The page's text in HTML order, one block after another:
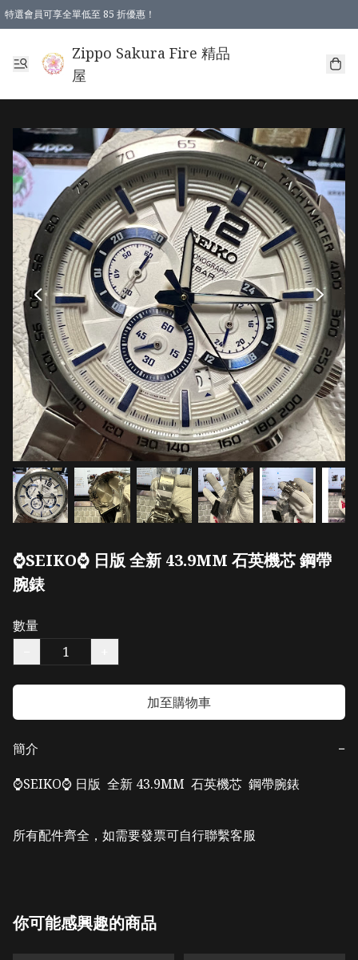
特選會員可享全單低至 85 折優惠！
Zippo Sakura Fire 精品
屋
⌚️SEIKO⌚️ 日版 全新 43.9MM 石英機芯 鋼帶
腕錶
數量
加至購物車
簡介
−
⌚️SEIKO⌚️ 日版  全新 43.9MM  石英機芯  鋼帶腕錶
所有配件齊全，如需要發票可自行聯繫客服
你可能感興趣的商品